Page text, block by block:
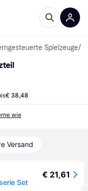
Spielzeuge/
€ 38,48
wie
Versand
Set
€ 21,61